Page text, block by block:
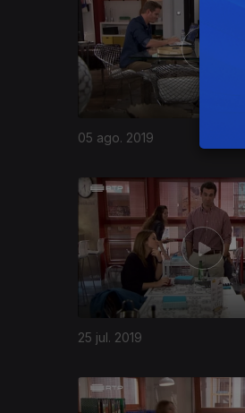
05 ago. 2019
25 jul. 2019